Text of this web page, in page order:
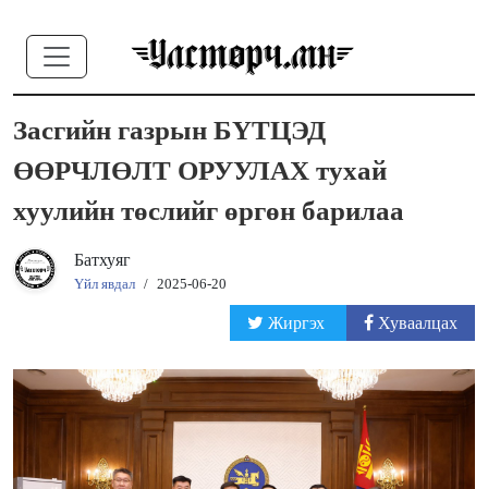
Засгийн газрын БҮТЦЭД
ӨӨРЧЛӨЛТ ОРУУЛАХ тухай
хуулийн төслийг өргөн барилаа
Батхуяг
Үйл явдал / 2025-06-20
Жиргэх Хуваалцах